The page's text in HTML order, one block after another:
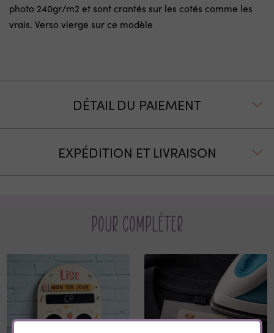
photo 240gr/m2 et sont crantés sur les cotés comme les
vrais. Verso vierge sur ce modèle
DÉTAIL DU PAIEMENT
EXPÉDITION ET LIVRAISON
Pour compléter